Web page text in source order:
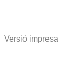
Versió impresa